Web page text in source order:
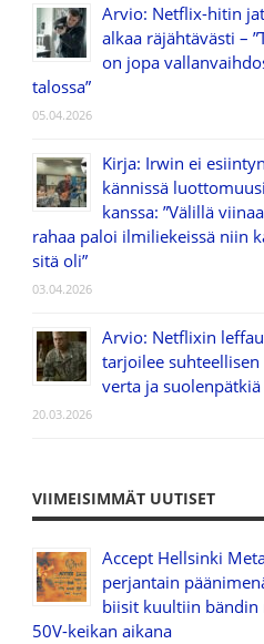
Arvio: Netflix-hitin
alkaa räjähtävästi –
on jopa
talossa”
05.04.2026
Kirja: Irwin ei
kännissä
kanssa: ”Välillä
rahaa paloi ilmiliekeissä niin
sitä oli”
03.04.2026
Arvio: Netflixin
tarjoilee
verta ja suolenpätkiä
20.03.2026
VIIMEISIMMÄT UUTISET
Accept Hellsinki
perjantain
biisit kuultiin bändin
50V-keikan aikana